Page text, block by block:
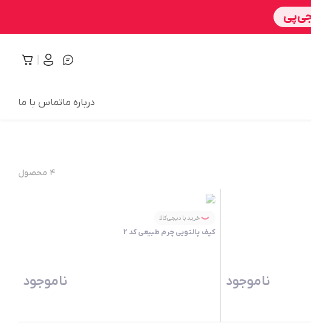
درباره ماتماس با ما
۴ محصول
ناموجود
خرید با دیجی‌کالا
کیف پالتویی چرم طبیعی کد 2
ناموجود